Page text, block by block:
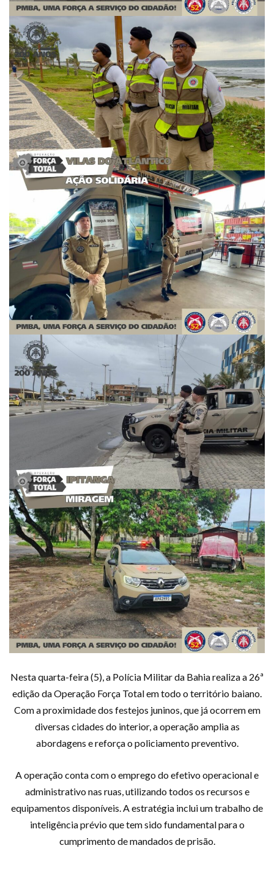
Nesta quarta-feira (5), a Polícia Militar da Bahia realiza a 26ª
edição da Operação Força Total em todo o território baiano.
Com a proximidade dos festejos juninos, que já ocorrem em
diversas cidades do interior, a operação amplia as
abordagens e reforça o policiamento preventivo.
A operação conta com o emprego do efetivo operacional e
administrativo nas ruas, utilizando todos os recursos e
equipamentos disponíveis. A estratégia inclui um trabalho de
inteligência prévio que tem sido fundamental para o
cumprimento de mandados de prisão.